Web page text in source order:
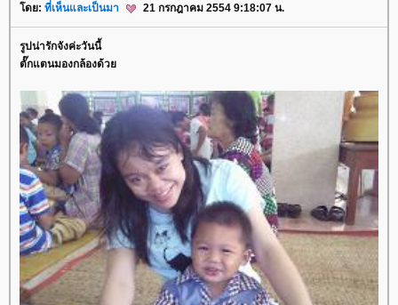
ดย: ที่เห็นและเป็นมา 21 กรกฎาคม 2554 9:18:07 น.
รูปน่ารักจังค่ะวันนี้
ตั๊กแตนมองกล้องด้ว